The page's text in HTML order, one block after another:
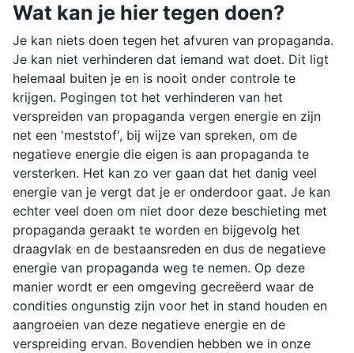
Wat kan je hier tegen doen?
Je kan niets doen tegen het afvuren van propaganda.
Je kan niet verhinderen dat iemand wat doet. Dit ligt
helemaal buiten je en is nooit onder controle te
krijgen. Pogingen tot het verhinderen van het
verspreiden van propaganda vergen energie en zijn
net een 'meststof', bij wijze van spreken, om de
negatieve energie die eigen is aan propaganda te
versterken. Het kan zo ver gaan dat het danig veel
energie van je vergt dat je er onderdoor gaat. Je kan
echter veel doen om niet door deze beschieting met
propaganda geraakt te worden en bijgevolg het
draagvlak en de bestaansreden en dus de negatieve
energie van propaganda weg te nemen. Op deze
manier wordt er een omgeving gecreëerd waar de
condities ongunstig zijn voor het in stand houden en
aangroeien van deze negatieve energie en de
verspreiding ervan. Bovendien hebben we in onze